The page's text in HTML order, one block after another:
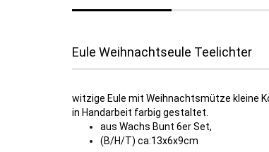
Eule Weihnachtseule Teelichter
witzige Eule mit Weihnachtsmütze kleine
in Handarbeit farbig gestaltet.
aus Wachs Bunt 6er Set,
(B/H/T) ca:13x6x9cm